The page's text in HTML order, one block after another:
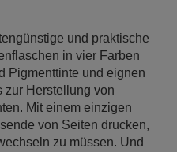
und praktische
in vier Farben
Pigmenttinte und eignen
zur Herstellung von
Mit einem einzigen
von Seiten drucken,
zu müssen. Und